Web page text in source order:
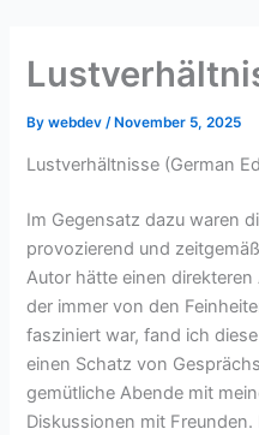
content
Bywebdev /November 5, 2025
Lustverhältnisse (German
Im Gegensatz dazu waren
provozierend und
Autor hätte einen
der immer von den
fasziniert war, fand ich
einen Schatz von
gemütliche Abende mit
Diskussionen mit